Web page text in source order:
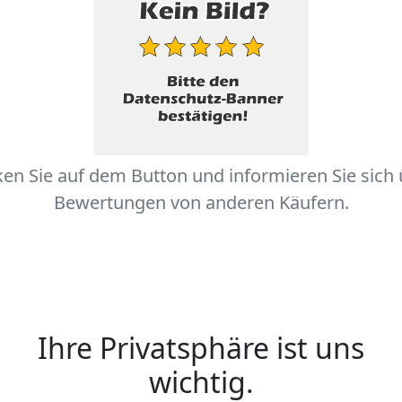
Sie auf dem Button und informieren Sie sich
Bewertungen von anderen Käufern.
Ihre Privatsphäre ist uns
wichtig.